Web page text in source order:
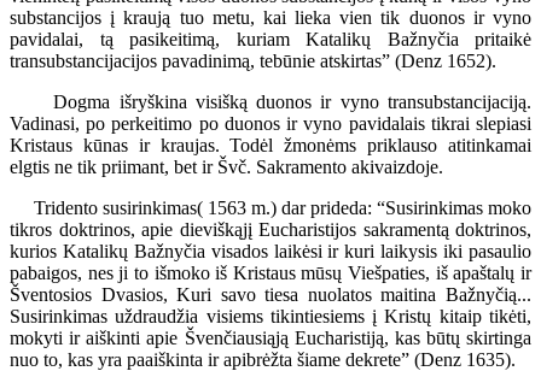
substancijos į kraują tuo metu, kai lieka vien tik duonos ir vyno
pavidalai, tą pasikeitimą, kuriam Katalikų Bažnyčia pritaikė
transubstancijacijos pavadinimą, tebūnie atskirtas” (Denz 1652).
Dogma išryškina visišką duonos ir vyno transubstancijaciją.
Vadinasi, po perkeitimo po duonos ir vyno pavidalais tikrai slepiasi
Kristaus kūnas ir kraujas. Todėl žmonėms priklauso atitinkamai
elgtis ne tik priimant, bet ir Švč. Sakramento akivaizdoje.
Tridento susirinkimas( 1563 m.) dar prideda: “Susirinkimas moko
tikros doktrinos, apie dieviškąjį Eucharistijos sakramentą doktrinos,
kurios Katalikų Bažnyčia visados laikėsi ir kuri laikysis iki pasaulio
pabaigos, nes ji to išmoko iš Kristaus mūsų Viešpaties, iš apaštalų ir
Šventosios Dvasios, Kuri savo tiesa nuolatos maitina Bažnyčią...
Susirinkimas uždraudžia visiems tikintiesiems į Kristų kitaip tikėti,
mokyti ir aiškinti apie Švenčiausiąją Eucharistiją, kas būtų skirtinga
nuo to, kas yra paaiškinta ir apibrėžta šiame dekrete” (Denz 1635).